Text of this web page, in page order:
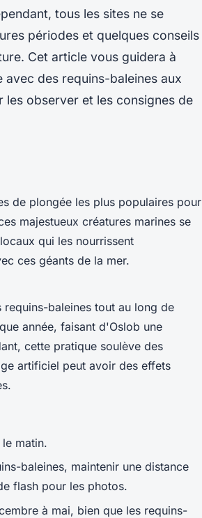
tous les sites ne se
périodes et quelques conseils
Cet article vous guidera à
avec des requins-baleines aux
les observer et les consignes de
de plongée les plus populaires pour
majestueux créatures marines se
qui les nourrissent
ces géants de la mer.
requins-baleines tout au long de
année, faisant d'Oslob une
cette pratique soulève des
artificiel peut avoir des effets
.
matin.
baleines, maintenir une distance
flash pour les photos.
à mai, bien que les requins-